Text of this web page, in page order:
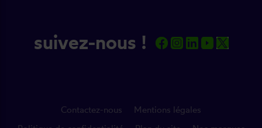
suivez-nous !
Contactez-nous
Mentions légales